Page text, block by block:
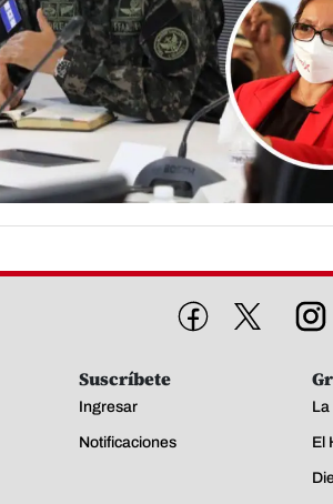
Suscríbete
Ingresar
Notificaciones
La
El